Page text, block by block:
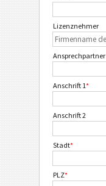
Lizenznehmer
Ansprechpartner
Anschrift 1*
Anschrift 2
Stadt*
PLZ*